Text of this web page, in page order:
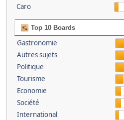
Caro
Top 10 Boards
Gastronomie
Autres sujets
Politique
Tourisme
Economie
Société
International